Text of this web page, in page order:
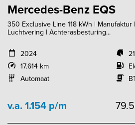
Mercedes-Benz EQS
350 Exclusive Line 118 kWh |
Luchtvering | Achterasbesturing...
2024
17.614 km
Automaat
v.a. 1.154 p/m